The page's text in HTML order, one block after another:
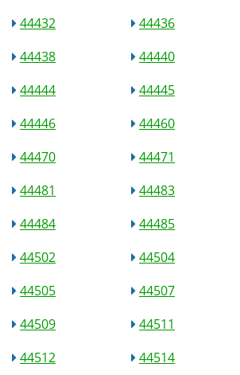
44432
44436
44438
44440
44444
44445
44446
44460
44470
44471
44481
44483
44484
44485
44502
44504
44505
44507
44509
44511
44512
44514